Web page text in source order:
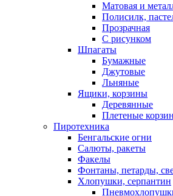
Матовая и
Полисилк,
Прозрачная
С рисунком
Шпагаты
Бумажные
Джутовые
Льняные
Ящики, корзины
Деревянные
Плетеные
Пиротехника
Бенгальские огни
Салюты, ракеты
Факелы
Фонтаны, петарды,
Хлопушки, серпантин